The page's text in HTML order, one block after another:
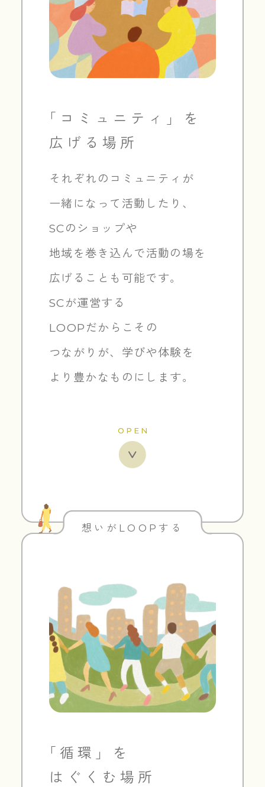
「コミュニティ」を
広げる場所
それぞれのコミュニティが
一緒になって活動したり、
SCのショップや
地域を巻き込んで活動の場を
広げることも可能です。
SCが運営する
LOOPだからこその
つながりが、 学びや体験を
より豊かなものにします。
OPEN
想いがLOOPする
「循環」を
はぐくむ場所